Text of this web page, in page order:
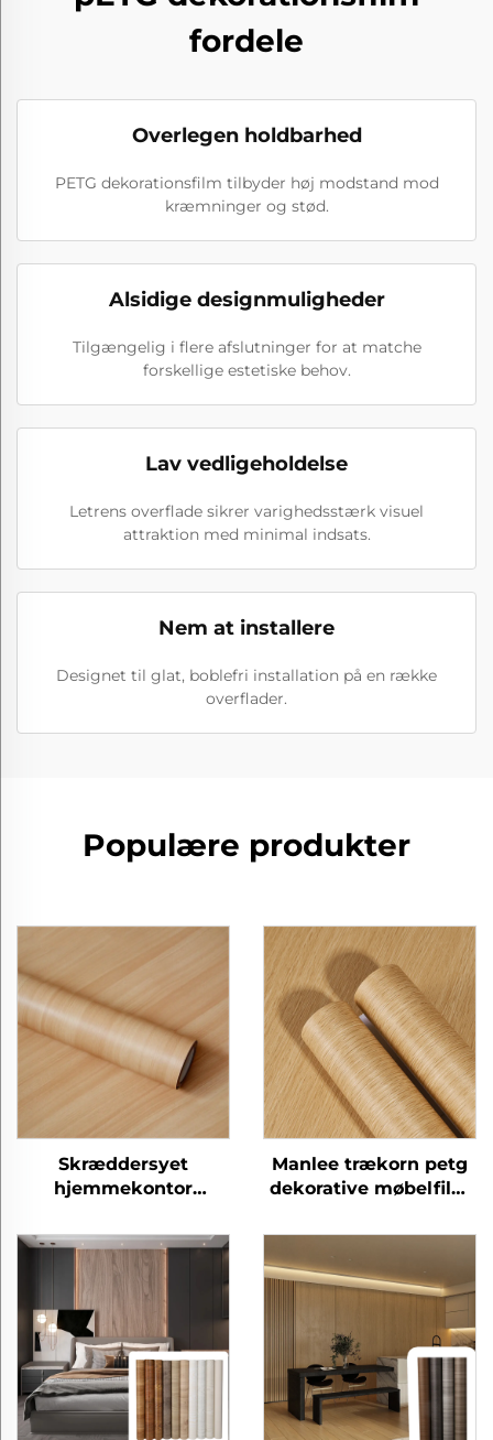
fordele
Overlegen holdbarhed
PETG dekorationsfilm tilbyder høj modstand mod
kræmninger og stød.
Alsidige designmuligheder
Tilgængelig i flere afslutninger for at matche
forskellige estetiske behov.
Lav vedligeholdelse
Letrens overflade sikrer varighedsstærk visuel
attraktion med minimal indsats.
Nem at installere
Designet til glat, boblefri installation på en række
overflader.
Populære produkter
Skræddersyet
hjemmekontor
dekorative træ korn
beskyttende film til
soveværelse stue
køkken skab
Manlee trækorn petg
dekorative møbelfilm